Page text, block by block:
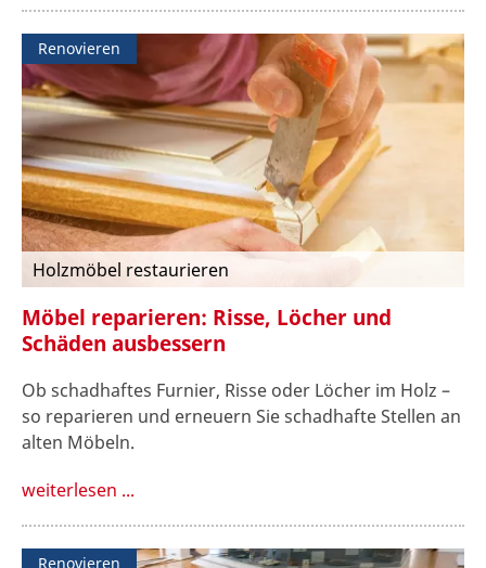
Renovieren
Holzmöbel restaurieren
Möbel reparieren: Risse, Löcher und
Schäden ausbessern
Ob schadhaftes Furnier, Risse oder Löcher im Holz –
so reparieren und erneuern Sie schadhafte Stellen an
alten Möbeln.
weiterlesen ...
Renovieren